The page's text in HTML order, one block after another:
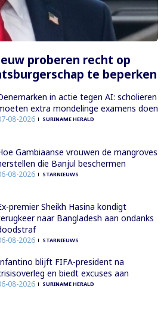
proberen recht op
te beperken
in actie tegen AI: scholieren
extra mondelinge examens doen
08-2026 SURINAME HERALD
Gambiaanse vrouwen de mangroves
die Banjul beschermen
08-2026 STARNIEUWS
premier Sheikh Hasina kondigt
naar Bangladesh aan ondanks
08-2026 STARNIEUWS
blijft FIFA-president na
en biedt excuses aan
08-2026 SURINAME HERALD